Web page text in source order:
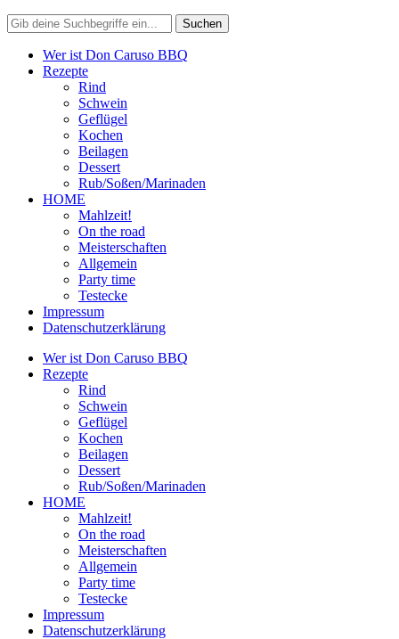
Wer ist Don Caruso BBQ
Rezepte
Rind
Schwein
Geflügel
Kochen
Beilagen
Dessert
Rub/Soßen/Marinaden
HOME
Mahlzeit!
On the road
Meisterschaften
Allgemein
Party time
Testecke
Impressum
Datenschutzerklärung
Wer ist Don Caruso BBQ
Rezepte
Rind
Schwein
Geflügel
Kochen
Beilagen
Dessert
Rub/Soßen/Marinaden
HOME
Mahlzeit!
On the road
Meisterschaften
Allgemein
Party time
Testecke
Impressum
Datenschutzerklärung